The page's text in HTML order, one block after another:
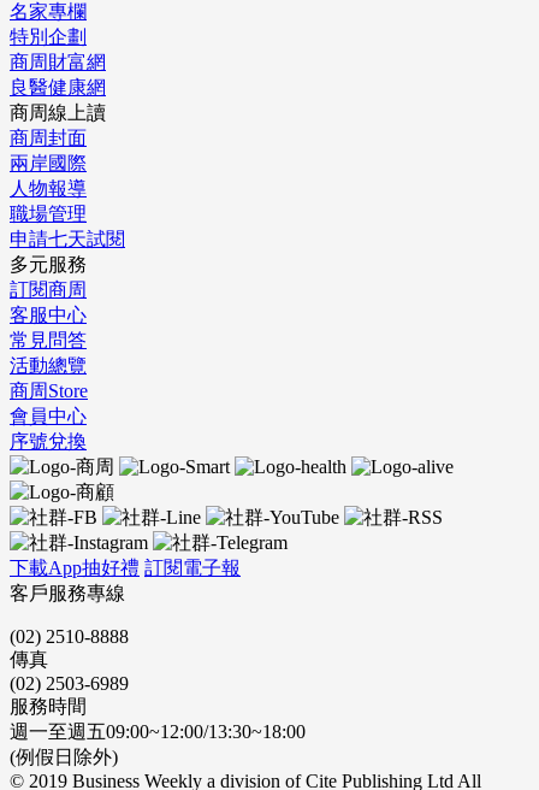
名家專欄
特別企劃
商周財富網
良醫健康網
商周線上讀
商周封面
兩岸國際
人物報導
職場管理
申請七天試閱
多元服務
訂閱商周
客服中心
常見問答
活動總覽
商周Store
會員中心
序號兌換
下載App抽好禮 訂閱電子報
客戶服務專線
(02) 2510-8888
傳真
(02) 2503-6989
服務時間
週一至週五09:00~12:00/13:30~18:00
(例假日除外)
© 2019 Business Weekly a division of Cite Publishing Ltd All